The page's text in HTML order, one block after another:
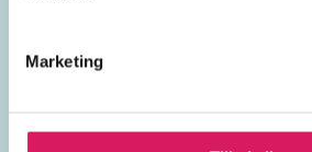
Marketing
Danmark